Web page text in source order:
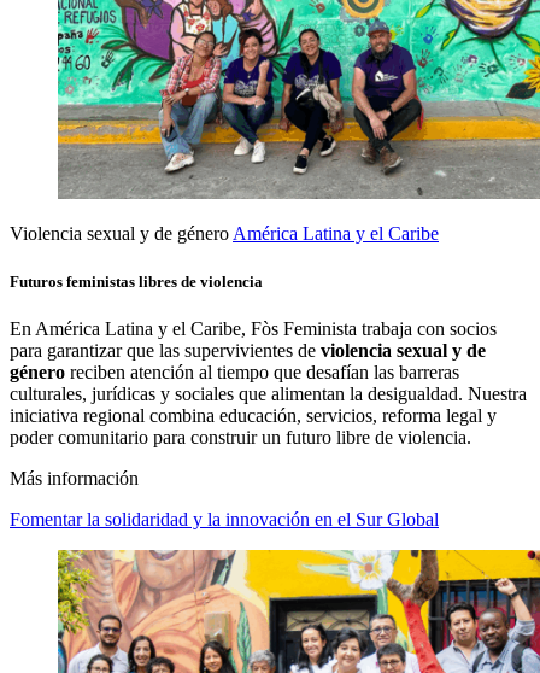
Violencia sexual y de género América Latina y el Caribe
Futuros feministas libres de violencia
En América Latina y el Caribe, Fòs Feminista trabaja con socios
para garantizar que las supervivientes de violencia sexual y de
género reciben atención al tiempo que desafían las barreras
culturales, jurídicas y sociales que alimentan la desigualdad. Nuestra
iniciativa regional combina educación, servicios, reforma legal y
poder comunitario para construir un futuro libre de violencia.
Más información
Fomentar la solidaridad y la innovación en el Sur Global